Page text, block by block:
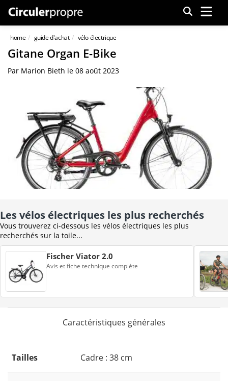
Menu
home guide d'achat vélo électrique
Gitane Organ E-Bike
Par Marion Bieth le 08 août 2023
Les vélos électriques les plus recherchés
Vous trouverez ci-dessous les vélos électriques les plus
recherchés sur la toile...
Fischer Viator 2.0
Avis et fiche technique complète
Caractéristiques générales
Tailles Cadre : 38 cm